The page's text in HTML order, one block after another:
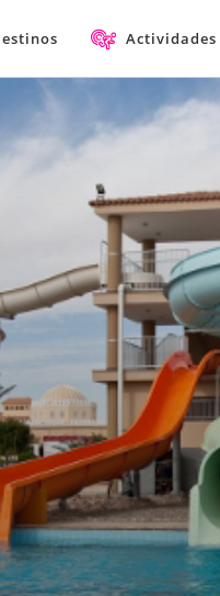
Actividades